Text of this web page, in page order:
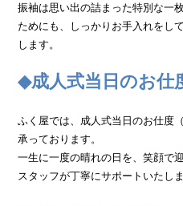
振袖は思い出の詰まった特別な一
ためにも、しっかりお手入れをし
します。
◆成人式当日のお仕
ふく屋では、成人式当日のお仕度
承っております。
一生に一度の晴れの日を、笑顔で
スタッフが丁寧にサポートいたしま